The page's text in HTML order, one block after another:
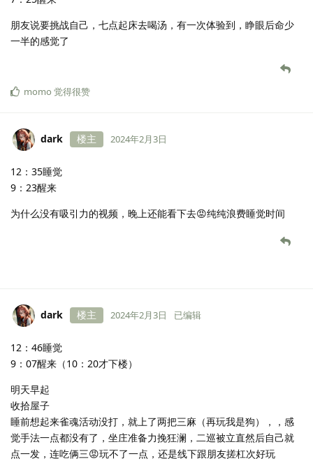
朋友说要挑战自己，七点起床去喝汤，有一次体验到，睁眼后命少
一半的感觉了
momo 觉得很赞
dark 楼主 2024年2月3日
12：35睡觉
9：23醒来
为什么没有吸引力的视频，晚上还能看下去😡纯纯浪费睡觉时间
dark 楼主 2024年2月3日 已编辑
12：46睡觉
9：07醒来（10：20才下楼）
明天早起
收拾屋子
睡前想起来雀魂活动没打，就上了两把三麻（再玩我是狗），，感
觉手法一点都没有了，坐庄准备力挽狂澜，二巡被立直然后自己就
点一发，连吃俩三😡玩不了一点，还是线下跟朋友搓杠次好玩